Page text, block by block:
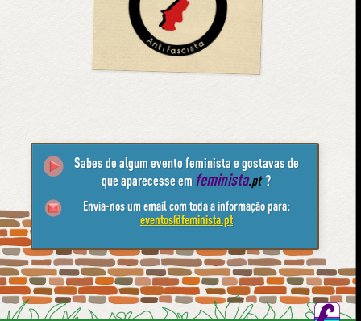
Sabes de algum evento feminista e gostavas de
que aparecesse em feminista.pt ?
Envia-nos um email com toda a informação para:
eventos@feminista.pt